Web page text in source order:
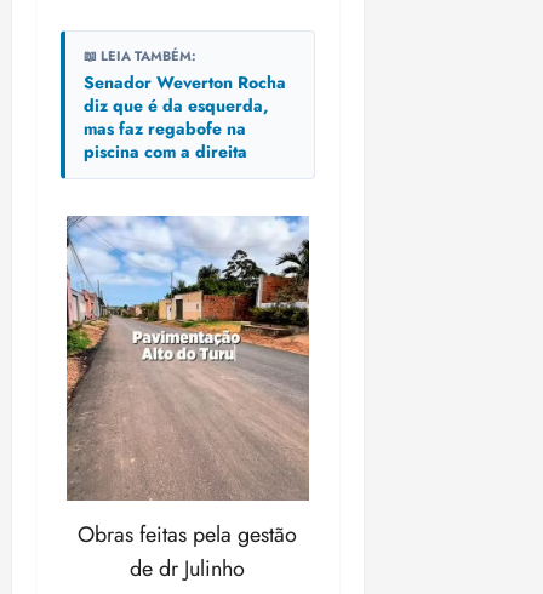
📖 LEIA TAMBÉM:
Senador Weverton Rocha
diz que é da esquerda,
mas faz regabofe na
piscina com a direita
Obras feitas pela gestão
de dr Julinho